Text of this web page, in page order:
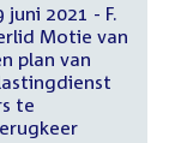
2021 - F.
Motie van
plan van
te